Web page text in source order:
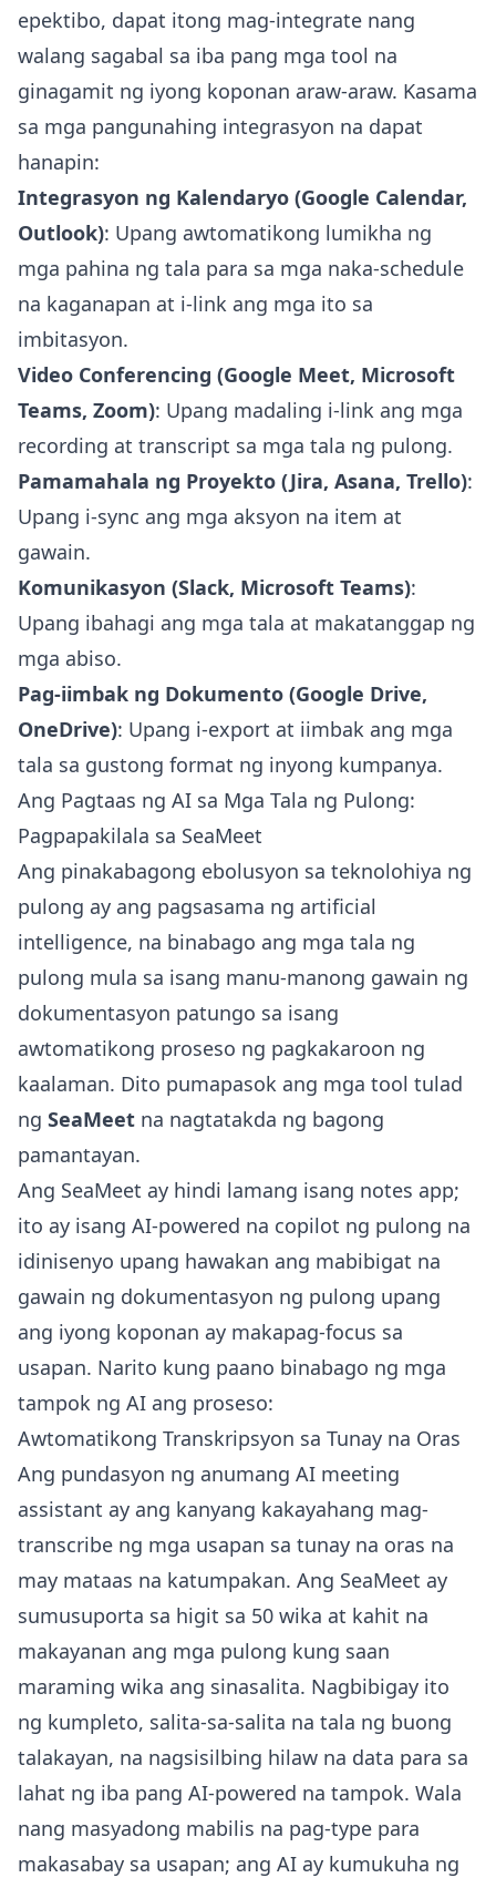
epektibo, dapat itong mag-integrate nang
walang sagabal sa iba pang mga tool na
ginagamit ng iyong koponan araw-araw. Kasama
sa mga pangunahing integrasyon na dapat
hanapin:
Integrasyon ng Kalendaryo (Google Calendar,
Outlook): Upang awtomatikong lumikha ng
mga pahina ng tala para sa mga naka-schedule
na kaganapan at i-link ang mga ito sa
imbitasyon.
Video Conferencing (Google Meet, Microsoft
Teams, Zoom): Upang madaling i-link ang mga
recording at transcript sa mga tala ng pulong.
Pamamahala ng Proyekto (Jira, Asana, Trello):
Upang i-sync ang mga aksyon na item at
gawain.
Komunikasyon (Slack, Microsoft Teams):
Upang ibahagi ang mga tala at makatanggap ng
mga abiso.
Pag-iimbak ng Dokumento (Google Drive,
OneDrive): Upang i-export at iimbak ang mga
tala sa gustong format ng inyong kumpanya.
Ang Pagtaas ng AI sa Mga Tala ng Pulong:
Pagpapakilala sa SeaMeet
Ang pinakabagong ebolusyon sa teknolohiya ng
pulong ay ang pagsasama ng artificial
intelligence, na binabago ang mga tala ng
pulong mula sa isang manu-manong gawain ng
dokumentasyon patungo sa isang
awtomatikong proseso ng pagkakaroon ng
kaalaman. Dito pumapasok ang mga tool tulad
ng SeaMeet na nagtatakda ng bagong
pamantayan.
Ang SeaMeet ay hindi lamang isang notes app;
ito ay isang AI-powered na copilot ng pulong na
idinisenyo upang hawakan ang mabibigat na
gawain ng dokumentasyon ng pulong upang
ang iyong koponan ay makapag-focus sa
usapan. Narito kung paano binabago ng mga
tampok ng AI ang proseso:
Awtomatikong Transkripsyon sa Tunay na Oras
Ang pundasyon ng anumang AI meeting
assistant ay ang kanyang kakayahang mag-
transcribe ng mga usapan sa tunay na oras na
may mataas na katumpakan. Ang SeaMeet ay
sumusuporta sa higit sa 50 wika at kahit na
makayanan ang mga pulong kung saan
maraming wika ang sinasalita. Nagbibigay ito
ng kumpleto, salita-sa-salita na tala ng buong
talakayan, na nagsisilbing hilaw na data para sa
lahat ng iba pang AI-powered na tampok. Wala
nang masyadong mabilis na pag-type para
makasabay sa usapan; ang AI ay kumukuha ng